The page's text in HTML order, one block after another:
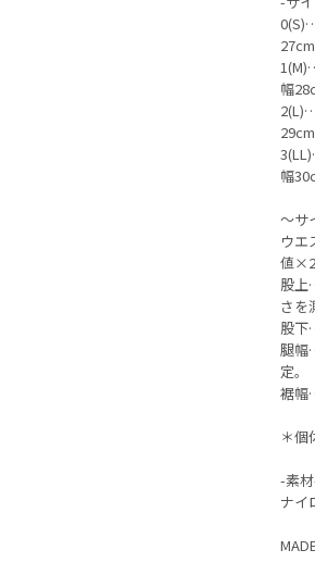
幅
幅
〜サ
ウエ
値
股上
さを
股下
腿幅
定。
裾幅
＊個
-素
ナイ